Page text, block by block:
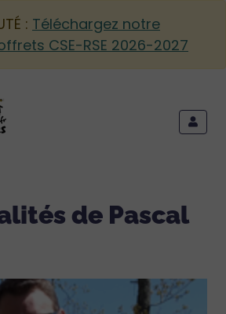
: Téléchargez notre
CSE-RSE 2026-2027
de Pascal